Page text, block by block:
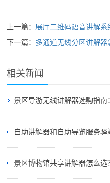
上一篇： 展厅二维码语音讲解
下一篇： 多通道无线分区讲解
相关新闻
自助讲解器和自助导览服务驿